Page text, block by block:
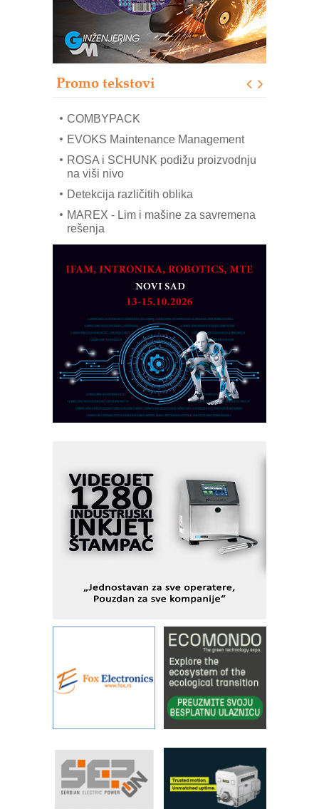
Promo tekstovi
solarnim elektranama i vetroparkovima
Pranje točkova na gradilištu- standard
modernog i odgovornog građenja
mrežnog pretvarača sa tečnim
COMBYPACK
EVOKS Maintenance Management
ROSA i SCHUNK podižu proizvodnju
na viši nivo
Detekcija različitih oblika
MAREX - Lim i mašine za savremena
rešenja
partner
CTO - Prilagodite svoju toplinsku
Razvoj asortimanskog pravca MINI-
PLC AKYTEC
AUKOM: Svetski standard metrologije
dostupan u Srbiji
MOTOMAN – NEXT-Robotika vođena
veštačkom inteligencijom
I.SAFE MOBILE revolucioniše
Fleksibilno stezanje i brzo
podešavanje u proizvodnji prototipova
KIP KOP – napredna rešenja za
savremene industrijske i logističke
objekte
Alba d.o.o. – 35 godina preciznosti u
IBeRTIM - oprema za ispitivanje
STAUFF – Komponente koje
povećavaju pouzdanost hidrauličkih
YAMADA pumpe – japanska
pouzdanost u transferu fluida
Filtration Group Industrial – Napredna
rešenja za filtraciju u hidrauličkim i
RILINEX kompanije Rittal
FANUC: Najbolje za vašu pametnu
automatizaciju